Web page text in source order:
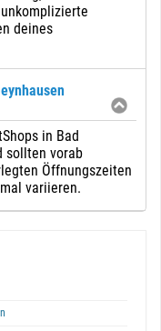
deines
in Bad
sollten vorab
Öffnungszeiten
variieren.